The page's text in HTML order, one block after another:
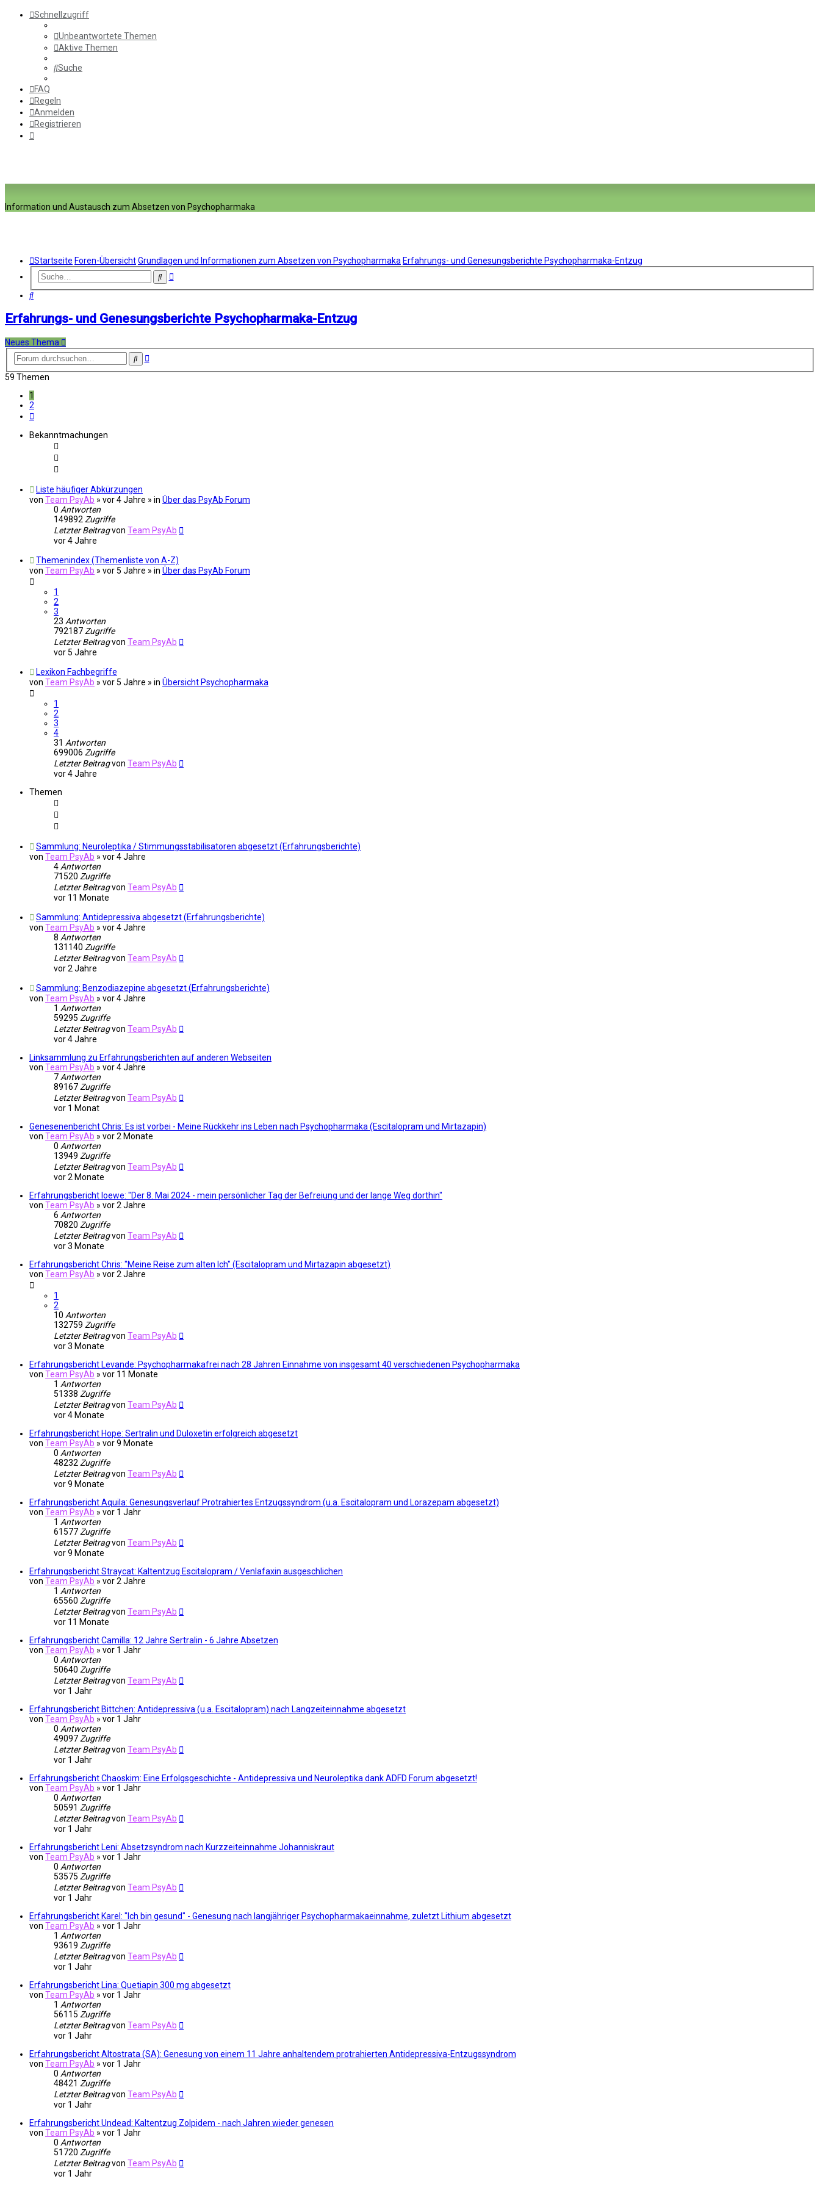
Schnellzugriff
Unbeantwortete Themen
Aktive Themen
Suche
FAQ
Regeln
Anmelden
Registrieren
Information und Austausch zum Absetzen von Psychopharmaka
Startseite Foren-ÜbersichtGrundlagen und Informationen zum Absetzen von Psychopharmaka Erfahrungs- und Genesungsberichte Psychopharmaka-Entzug
SucheErweiterte
Suche
Erfahrungs- und Genesungsberichte Psychopharmaka-Entzug
Neues Thema
SucheErweiterte
59 Themen
1
2
Bekanntmachungen
Liste häufiger Abkürzungen
von Team PsyAb » vor 4 Jahre » in Über das PsyAb Forum
0 Antworten
149892 Zugriffe
Letzter Beitragvon Team PsyAb
vor 4 Jahre
Themenindex (Themenliste von A-Z)
von Team PsyAb » vor 5 Jahre » in Über das PsyAb Forum
1
2
3
23 Antworten
792187 Zugriffe
Letzter Beitragvon Team PsyAb
vor 5 Jahre
Lexikon Fachbegriffe
von Team PsyAb » vor 5 Jahre » in Übersicht Psychopharmaka
1
2
3
4
31 Antworten
699006 Zugriffe
Letzter Beitragvon Team PsyAb
vor 4 Jahre
Themen
Sammlung: Neuroleptika / Stimmungsstabilisatoren abgesetzt (Erfahrungsberichte)
von Team PsyAb » vor 4 Jahre
4 Antworten
71520 Zugriffe
Letzter Beitragvon Team PsyAb
vor 11 Monate
Sammlung: Antidepressiva abgesetzt (Erfahrungsberichte)
von Team PsyAb » vor 4 Jahre
8 Antworten
131140 Zugriffe
Letzter Beitragvon Team PsyAb
vor 2 Jahre
Sammlung: Benzodiazepine abgesetzt (Erfahrungsberichte)
von Team PsyAb » vor 4 Jahre
1 Antworten
59295 Zugriffe
Letzter Beitragvon Team PsyAb
vor 4 Jahre
Linksammlung zu Erfahrungsberichten auf anderen Webseiten
von Team PsyAb » vor 4 Jahre
7 Antworten
89167 Zugriffe
Letzter Beitragvon Team PsyAb
vor 1 Monat
Genesenenbericht Chris: Es ist vorbei - Meine Rückkehr ins Leben nach Psychopharmaka (Escitalopram und Mirtazapin)
von Team PsyAb » vor 2 Monate
0 Antworten
13949 Zugriffe
Letzter Beitragvon Team PsyAb
vor 2 Monate
Erfahrungsbericht loewe: "Der 8. Mai 2024 - mein persönlicher Tag der Befreiung und der lange Weg dorthin"
von Team PsyAb » vor 2 Jahre
6 Antworten
70820 Zugriffe
Letzter Beitragvon Team PsyAb
vor 3 Monate
Erfahrungsbericht Chris: "Meine Reise zum alten Ich" (Escitalopram und Mirtazapin abgesetzt)
von Team PsyAb » vor 2 Jahre
1
2
10 Antworten
132759 Zugriffe
Letzter Beitragvon Team PsyAb
vor 3 Monate
Erfahrungsbericht Levande: Psychopharmakafrei nach 28 Jahren Einnahme von insgesamt 40 verschiedenen Psychopharmaka
von Team PsyAb » vor 11 Monate
1 Antworten
51338 Zugriffe
Letzter Beitragvon Team PsyAb
vor 4 Monate
Erfahrungsbericht Hope: Sertralin und Duloxetin erfolgreich abgesetzt
von Team PsyAb » vor 9 Monate
0 Antworten
48232 Zugriffe
Letzter Beitragvon Team PsyAb
vor 9 Monate
Erfahrungsbericht Aquila: Genesungsverlauf Protrahiertes Entzugssyndrom (u.a. Escitalopram und Lorazepam abgesetzt)
von Team PsyAb » vor 1 Jahr
1 Antworten
61577 Zugriffe
Letzter Beitragvon Team PsyAb
vor 9 Monate
Erfahrungsbericht Straycat: Kaltentzug Escitalopram / Venlafaxin ausgeschlichen
von Team PsyAb » vor 2 Jahre
1 Antworten
65560 Zugriffe
Letzter Beitragvon Team PsyAb
vor 11 Monate
Erfahrungsbericht Camilla: 12 Jahre Sertralin - 6 Jahre Absetzen
von Team PsyAb » vor 1 Jahr
0 Antworten
50640 Zugriffe
Letzter Beitragvon Team PsyAb
vor 1 Jahr
Erfahrungsbericht Bittchen: Antidepressiva (u.a. Escitalopram) nach Langzeiteinnahme abgesetzt
von Team PsyAb » vor 1 Jahr
0 Antworten
49097 Zugriffe
Letzter Beitragvon Team PsyAb
vor 1 Jahr
Erfahrungsbericht Chaoskim: Eine Erfolgsgeschichte - Antidepressiva und Neuroleptika dank ADFD Forum abgesetzt!
von Team PsyAb » vor 1 Jahr
0 Antworten
50591 Zugriffe
Letzter Beitragvon Team PsyAb
vor 1 Jahr
Erfahrungsbericht Leni: Absetzsyndrom nach Kurzzeiteinnahme Johanniskraut
von Team PsyAb » vor 1 Jahr
0 Antworten
53575 Zugriffe
Letzter Beitragvon Team PsyAb
vor 1 Jahr
Erfahrungsbericht Karel: "Ich bin gesund" - Genesung nach langjähriger Psychopharmakaeinnahme, zuletzt Lithium abgesetzt
von Team PsyAb » vor 1 Jahr
1 Antworten
93619 Zugriffe
Letzter Beitragvon Team PsyAb
vor 1 Jahr
Erfahrungsbericht Lina: Quetiapin 300 mg abgesetzt
von Team PsyAb » vor 1 Jahr
1 Antworten
56115 Zugriffe
Letzter Beitragvon Team PsyAb
vor 1 Jahr
Erfahrungsbericht Altostrata (SA): Genesung von einem 11 Jahre anhaltendem protrahierten Antidepressiva-Entzugssyndrom
von Team PsyAb » vor 1 Jahr
0 Antworten
48421 Zugriffe
Letzter Beitragvon Team PsyAb
vor 1 Jahr
Erfahrungsbericht Undead: Kaltentzug Zolpidem - nach Jahren wieder genesen
von Team PsyAb » vor 1 Jahr
0 Antworten
51720 Zugriffe
Letzter Beitragvon Team PsyAb
vor 1 Jahr